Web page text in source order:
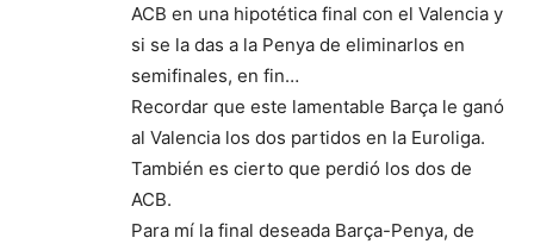
ACB en una hipotética final con el Valencia y
si se la das a la Penya de eliminarlos en
semifinales, en fin…
Recordar que este lamentable Barça le ganó
al Valencia los dos partidos en la Euroliga.
También es cierto que perdió los dos de
ACB.
Para mí la final deseada Barça-Penya, de